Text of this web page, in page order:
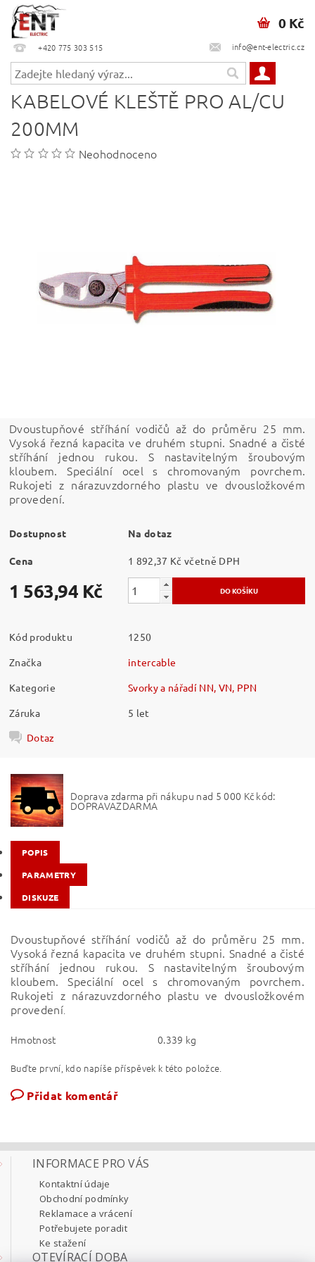
+420 775 303 515 info@ent-electric.cz
0 Kč
KABELOVÉ KLEŠTĚ PRO AL/CU
200MM
Neohodnoceno
Dvoustupňové stříhání vodičů až do průměru 25 mm.
Vysoká řezná kapacita ve druhém stupni. Snadné a čisté
stříhání jednou rukou. S nastavitelným šroubovým
kloubem. Speciální ocel s chromovaným povrchem.
Rukojeti z nárazuvzdorného plastu ve dvousložkovém
provedení.
Dostupnost Na dotaz
Cena 1 892,37 Kč včetně DPH
1 563,94 Kč
Kód produktu
1250
Značka
intercable
Kategorie
Svorky a nářadí NN, VN, PPN
Záruka
5 let
Dotaz
Doprava zdarma při nákupu nad 5 000 Kč kód:
DOPRAVAZDARMA
POPIS
PARAMETRY
DISKUZE
Dvoustupňové stříhání vodičů až do průměru 25 mm.
Vysoká řezná kapacita ve druhém stupni. Snadné a čisté
stříhání jednou rukou. S nastavitelným šroubovým
kloubem. Speciální ocel s chromovaným povrchem.
Rukojeti z nárazuvzdorného plastu ve dvousložkovém
provedení.
Hmotnost 0.339 kg
Buďte první, kdo napíše příspěvek k této položce.
Přidat komentář
INFORMACE PRO VÁS
Kontaktní údaje
Obchodní podmínky
Reklamace a vrácení
Potřebujete poradit
Ke stažení
OTEVÍRACÍ DOBA